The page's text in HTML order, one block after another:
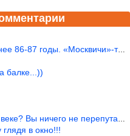
87 годы. «Москвичи»-то из пер
балке...))
Вы ничего не перепутали?
в окно!!!